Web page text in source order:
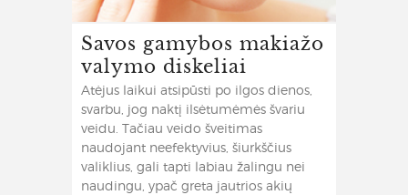
Savos gamybos makiažo
valymo diskeliai
Atėjus laikui atsipūsti po ilgos dienos,
svarbu, jog naktį ilsėtumėmės švariu
veidu. Tačiau veido šveitimas
naudojant neefektyvius, šiurkščius
valiklius, gali tapti labiau žalingu nei
naudingu, ypač greta jautrios akių